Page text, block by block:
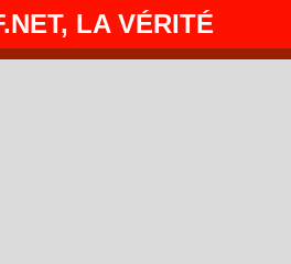
LA VÉRITÉ